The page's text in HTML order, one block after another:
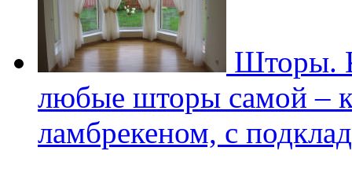
Шторы.
любые шторы самой –
ламбрекеном, с